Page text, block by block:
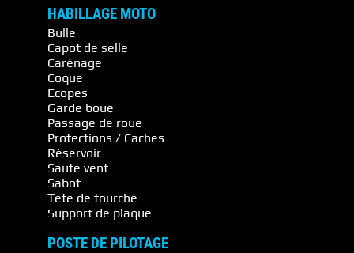
HABILLAGE MOTO
Bulle
Capot de selle
Carénage
Coque
Ecopes
Garde boue
Passage de roue
Protections / Caches
Réservoir
Saute vent
Sabot
Tete de fourche
Support de plaque
POSTE DE PILOTAGE